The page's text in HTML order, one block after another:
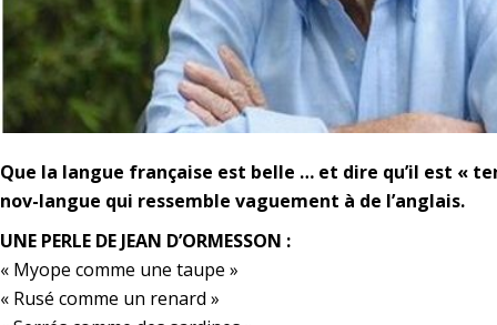
Que la langue française est belle … et dire qu’il est «
nov-langue qui ressemble vaguement à de l’anglais.
UNE PERLE DE JEAN D’ORMESSON :
« Myope comme une taupe »
« Rusé comme un renard »